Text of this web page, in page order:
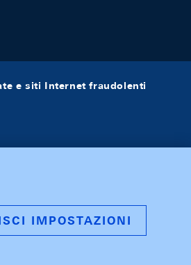
e siti Internet fraudolenti
IMPOSTAZIONI